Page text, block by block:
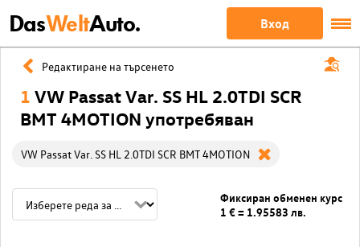
DasWeltAuto. Вход
Редактиране на търсенето
1 VW Passat Var. SS HL 2.0TDI SCR
BMT 4MOTION употребяван
VW Passat Var. SS HL 2.0TDI SCR BMT 4MOTION
Фиксиран обменен курс
1 € = 1.95583 лв.